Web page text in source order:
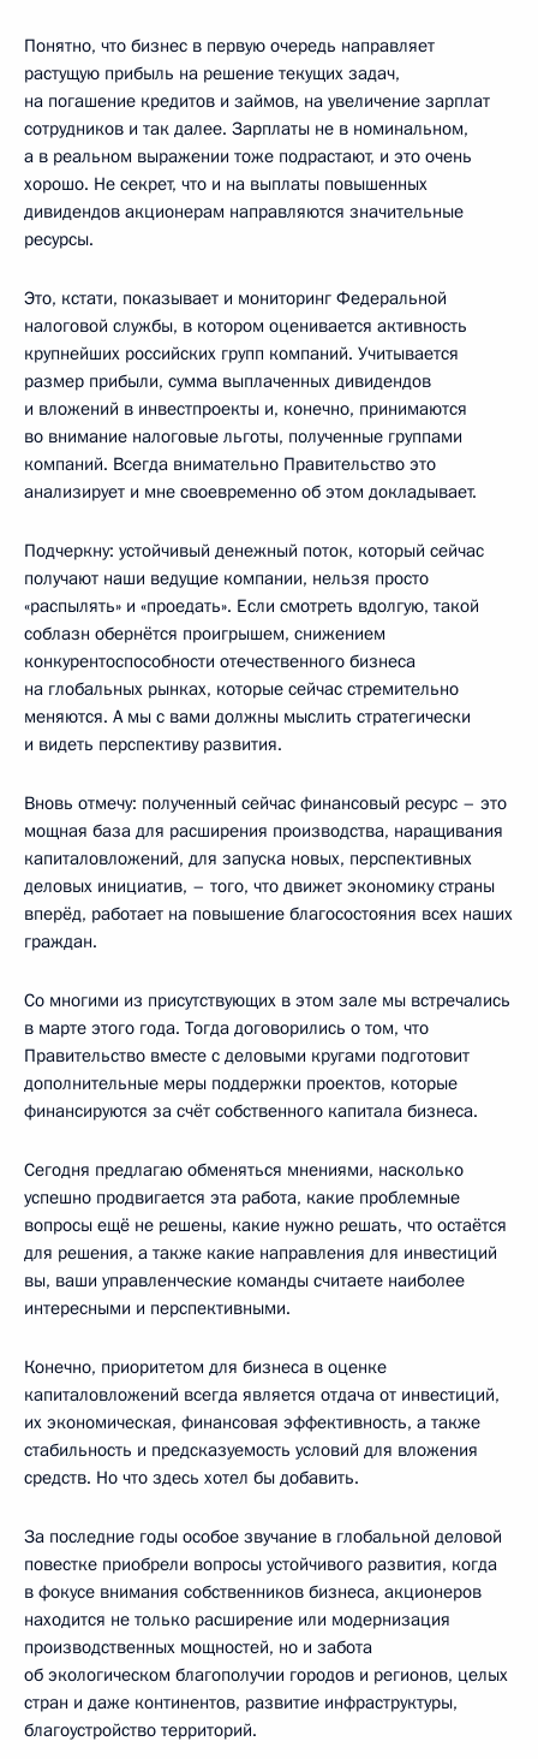
Понятно, что бизнес в первую очередь направляет
растущую прибыль на решение текущих задач,
на погашение кредитов и займов, на увеличение зарплат
сотрудников и так далее. Зарплаты не в номинальном,
а в реальном выражении тоже подрастают, и это очень
хорошо. Не секрет, что и на выплаты повышенных
дивидендов акционерам направляются значительные
ресурсы.
Это, кстати, показывает и мониторинг Федеральной
налоговой службы, в котором оценивается активность
крупнейших российских групп компаний. Учитывается
размер прибыли, сумма выплаченных дивидендов
и вложений в инвестпроекты и, конечно, принимаются
во внимание налоговые льготы, полученные группами
компаний. Всегда внимательно Правительство это
анализирует и мне своевременно об этом докладывает.
Подчеркну: устойчивый денежный поток, который сейчас
получают наши ведущие компании, нельзя просто
«распылять» и «проедать». Если смотреть вдолгую, такой
соблазн обернётся проигрышем, снижением
конкурентоспособности отечественного бизнеса
на глобальных рынках, которые сейчас стремительно
меняются. А мы с вами должны мыслить стратегически
и видеть перспективу развития.
Вновь отмечу: полученный сейчас финансовый ресурс – это
мощная база для расширения производства, наращивания
капиталовложений, для запуска новых, перспективных
деловых инициатив, – того, что движет экономику страны
вперёд, работает на повышение благосостояния всех наших
граждан.
Со многими из присутствующих в этом зале мы встречались
в марте этого года. Тогда договорились о том, что
Правительство вместе с деловыми кругами подготовит
дополнительные меры поддержки проектов, которые
финансируются за счёт собственного капитала бизнеса.
Сегодня предлагаю обменяться мнениями, насколько
успешно продвигается эта работа, какие проблемные
вопросы ещё не решены, какие нужно решать, что остаётся
для решения, а также какие направления для инвестиций
вы, ваши управленческие команды считаете наиболее
интересными и перспективными.
Конечно, приоритетом для бизнеса в оценке
капиталовложений всегда является отдача от инвестиций,
их экономическая, финансовая эффективность, а также
стабильность и предсказуемость условий для вложения
средств. Но что здесь хотел бы добавить.
За последние годы особое звучание в глобальной деловой
повестке приобрели вопросы устойчивого развития, когда
в фокусе внимания собственников бизнеса, акционеров
находится не только расширение или модернизация
производственных мощностей, но и забота
об экологическом благополучии городов и регионов, целых
стран и даже континентов, развитие инфраструктуры,
благоустройство территорий.